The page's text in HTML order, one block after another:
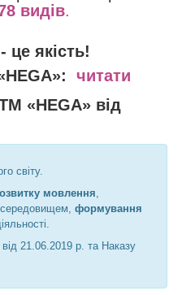
видів.
це якість!
читати
«HEGA» від
світу.
мовлення,
формування
21.06.2019 р. та Наказу